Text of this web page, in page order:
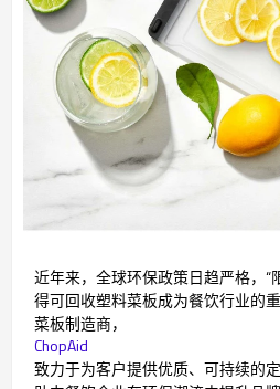
近年来，全球环保政策日趋严格，“
得可回收塑料菜板成为餐饮行业的
菜板制造商，
ChopAid
致力于为客户提供优质、可持续的